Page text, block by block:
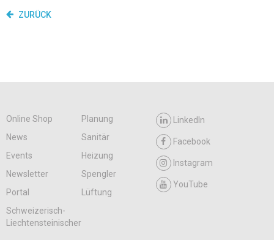
ZURÜCK
Online Shop
Planung
News
Sanitär
Events
Heizung
Newsletter
Spengler
Portal
Lüftung
LinkedIn
Facebook
Instagram
YouTube
Schweizerisch-
Liechtensteinischer